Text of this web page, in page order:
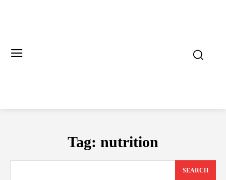
Tag: nutrition
SEARCH